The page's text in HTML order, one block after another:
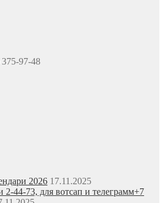
97-48
2026 17.11.2025
2-44-73, для вотсап и телеграмм+7